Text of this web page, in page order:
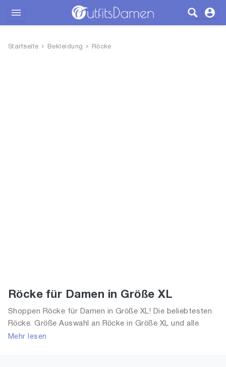
Startseite Bekleidung Röcke
Röcke für Damen in Größe XL
Shoppen Röcke für Damen in Größe XL! Die beliebtesten
Röcke. Größe Auswahl an Röcke in Größe XL und alle
Trends aus 2026 für Frauen!
Mehr lesen